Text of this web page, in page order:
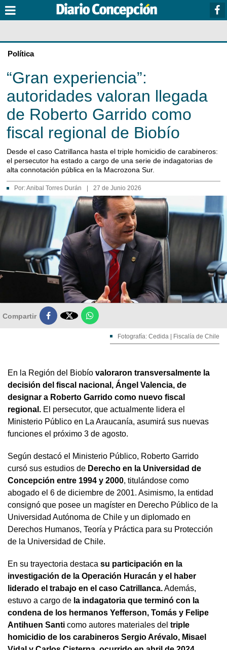
Política
“Gran experiencia”:
autoridades valoran llegada
de Roberto Garrido como
fiscal regional de Biobío
Desde el caso Catrillanca hasta el triple homicidio de carabineros:
el persecutor ha estado a cargo de una serie de indagatorias de
alta connotación pública en la Macrozona Sur.
Por:Anibal Torres Durán 27 de Junio 2026
Compartir 
Fotografía: Cedida | Fiscalía de Chile
En la Región del Biobío valoraron transversalmente la
decisión del fiscal nacional, Ángel Valencia, de
designar a Roberto Garrido como nuevo fiscal
regional. El persecutor, que actualmente lidera el
Ministerio Público en La Araucanía, asumirá sus nuevas
funciones el próximo 3 de agosto.
Según destacó el Ministerio Público, Roberto Garrido
cursó sus estudios de Derecho en la Universidad de
Concepción entre 1994 y 2000, titulándose como
abogado el 6 de diciembre de 2001. Asimismo, la entidad
consignó que posee un magíster en Derecho Público de la
Universidad Autónoma de Chile y un diplomado en
Derechos Humanos, Teoría y Práctica para su Protección
de la Universidad de Chile.
En su trayectoria destaca su participación en la
investigación de la Operación Huracán y el haber
liderado el trabajo en el caso Catrillanca.Además,
estuvo a cargo de la indagatoria que terminó con la
condena de los hermanos Yefferson, Tomás y Felipe
Antihuen Santi como autores materiales del triple
homicidio de los carabineros Sergio Arévalo, Misael